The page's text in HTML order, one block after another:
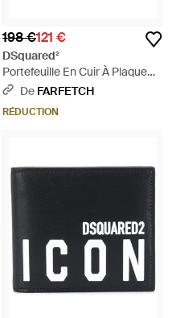
198 €121 €
DSquared²
Portefeuille En Cuir À Plaque
Logo - Noir
De FARFETCH
RÉDUCTION